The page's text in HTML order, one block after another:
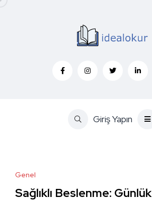
Giriş Yapın
Genel
Sağlıklı Beslenme: Günlük